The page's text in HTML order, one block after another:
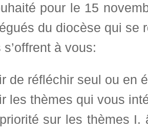
pour le 15
du diocèse qui se
à vous:
de réfléchir seul ou en
les thèmes qui vous
sur les thèmes I.